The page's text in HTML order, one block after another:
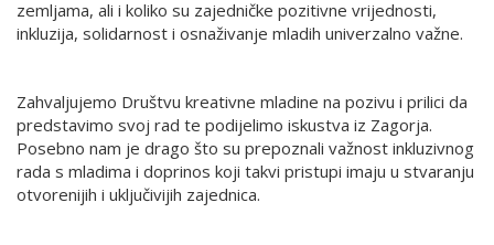
zemljama, ali i koliko su zajedničke pozitivne vrijednosti,
inkluzija, solidarnost i osnaživanje mladih univerzalno važne.
Zahvaljujemo Društvu kreativne mladine na pozivu i prilici da
predstavimo svoj rad te podijelimo iskustva iz Zagorja.
Posebno nam je drago što su prepoznali važnost inkluzivnog
rada s mladima i doprinos koji takvi pristupi imaju u stvaranju
otvorenijih i uključivijih zajednica.